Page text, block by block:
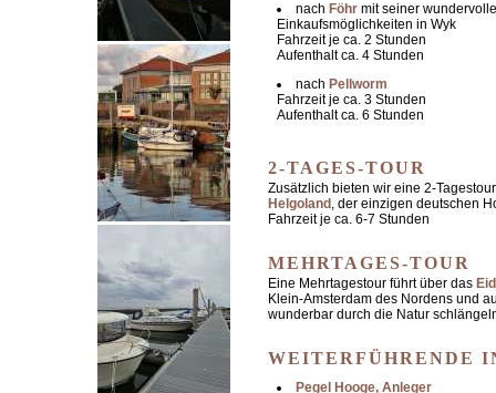
nach Föhr mit seiner
Einkaufsmöglichkeiten in Wyk
Fahrzeit je ca. 2 Stunden
Aufenthalt ca. 4 Stunden
nach Pellworm
Fahrzeit je ca. 3 Stunden
Aufenthalt ca. 6 Stunden
2-TAGES-TOUR
Zusätzlich bieten wir eine 2-
Helgoland , der einzigen deutschen
Fahrzeit je ca. 6-7 Stunden
MEHRTAGES-TOUR
Eine Mehrtagestour führt über das
Klein-Amsterdam des Nordens und
wunderbar durch die Natur
WEITERFÜHRENDE
Pegel Hooge, Anleger